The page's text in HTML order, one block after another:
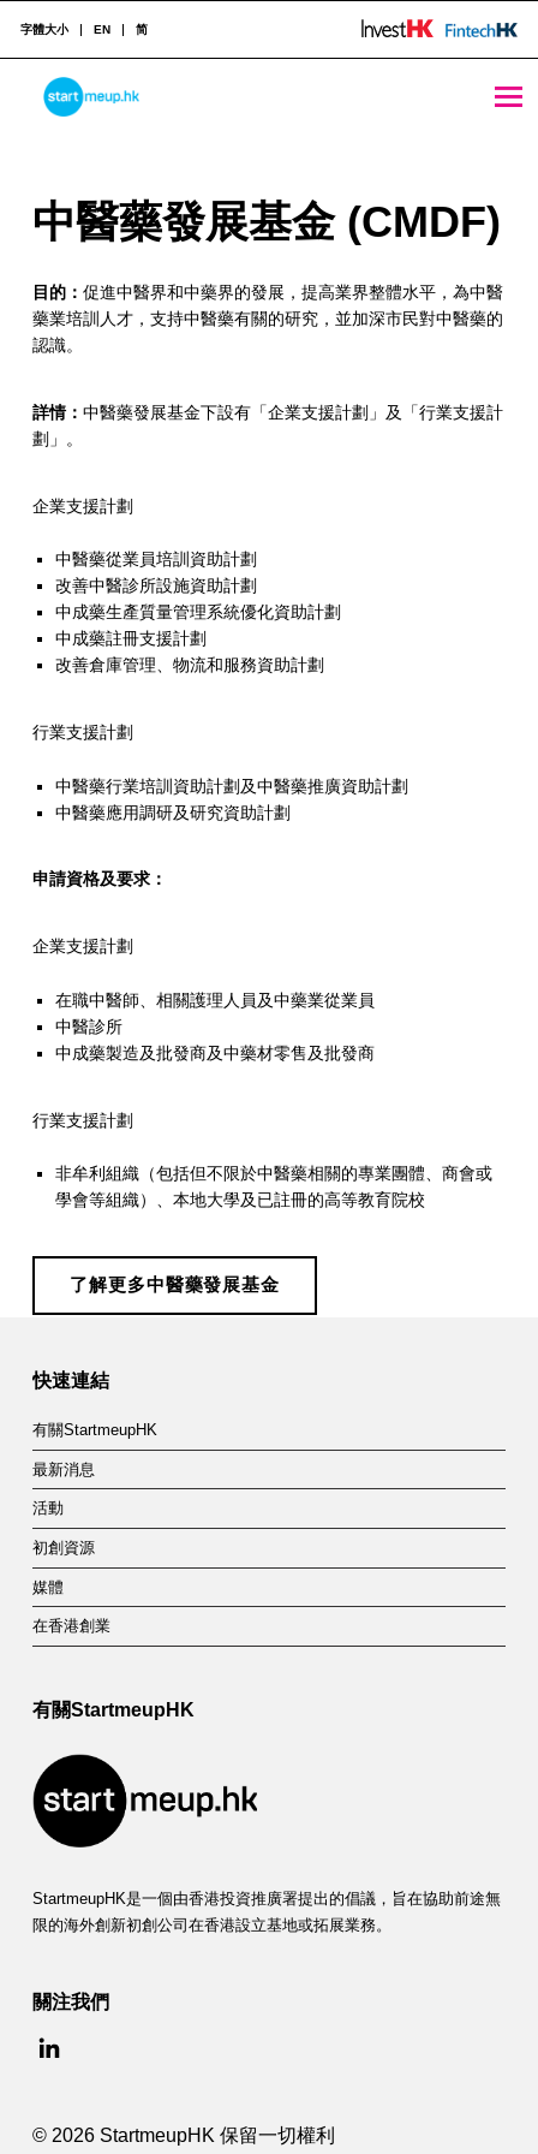
中醫藥發展基金 (CMDF) - StartmeupHK
STARTMEUPHK
STARTMEUPHK FESTIVAL IS THE LEADING STARTUP AND INNOVATION CONFERENCE EVENT IN HONG KONG
字體大小 EN 简
中
藥
發
展
基
(
C
M
D
)
中醫藥發展基金 (CMDF)
目的： 促進中醫界和中藥界的發展，提高業界整體水平，為中醫
藥業培訓人才，支持中醫藥有關的研究，並加深市民對中醫藥的
認識。
詳情： 中醫藥發展基金下設有「企業支援計劃」及「行業支援計
劃」。
企業支援計劃
中醫藥從業員培訓資助計劃
改善中醫診所設施資助計劃
中成藥生產質量管理系統優化資助計劃
中成藥註冊支援計劃
改善倉庫管理、物流和服務資助計劃
行業支援計劃
中醫藥行業培訓資助計劃及中醫藥推廣資助計劃
中醫藥應用調研及研究資助計劃
申請資格及要求：
企業支援計劃
在職中醫師、相關護理人員及中藥業從業員
中醫診所
中成藥製造及批發商及中藥材零售及批發商
行業支援計劃
非牟利組織（包括但不限於中醫藥相關的專業團體、商會或
學會等組織）、本地大學及已註冊的高等教育院校
了解更多中醫藥發展基金
Skip back to main navigation
快速連結
有關StartmeupHK
最新消息
活動
初創資源
媒體
在香港創業
有關StartmeupHK
StartmeupHK是一個由香港投資推廣署提出的倡議，旨在協助前途無
限的海外創新初創公司在香港設立基地或拓展業務。
關注我們
© 2026 StartmeupHK 保留一切權利